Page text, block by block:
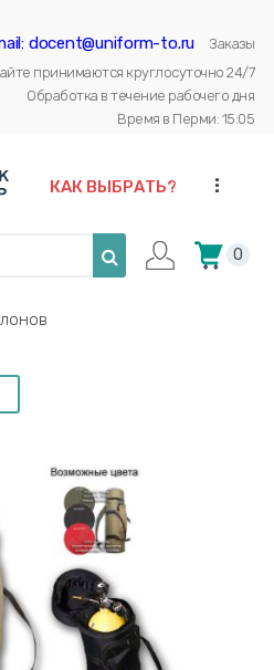
docent@uniform-to.ru
Заказы
принимаются круглосуточно 24/7
Обработка в течение рабочего дня
Время в Перми: 15:05
КАК ВЫБРАТЬ? ...
0